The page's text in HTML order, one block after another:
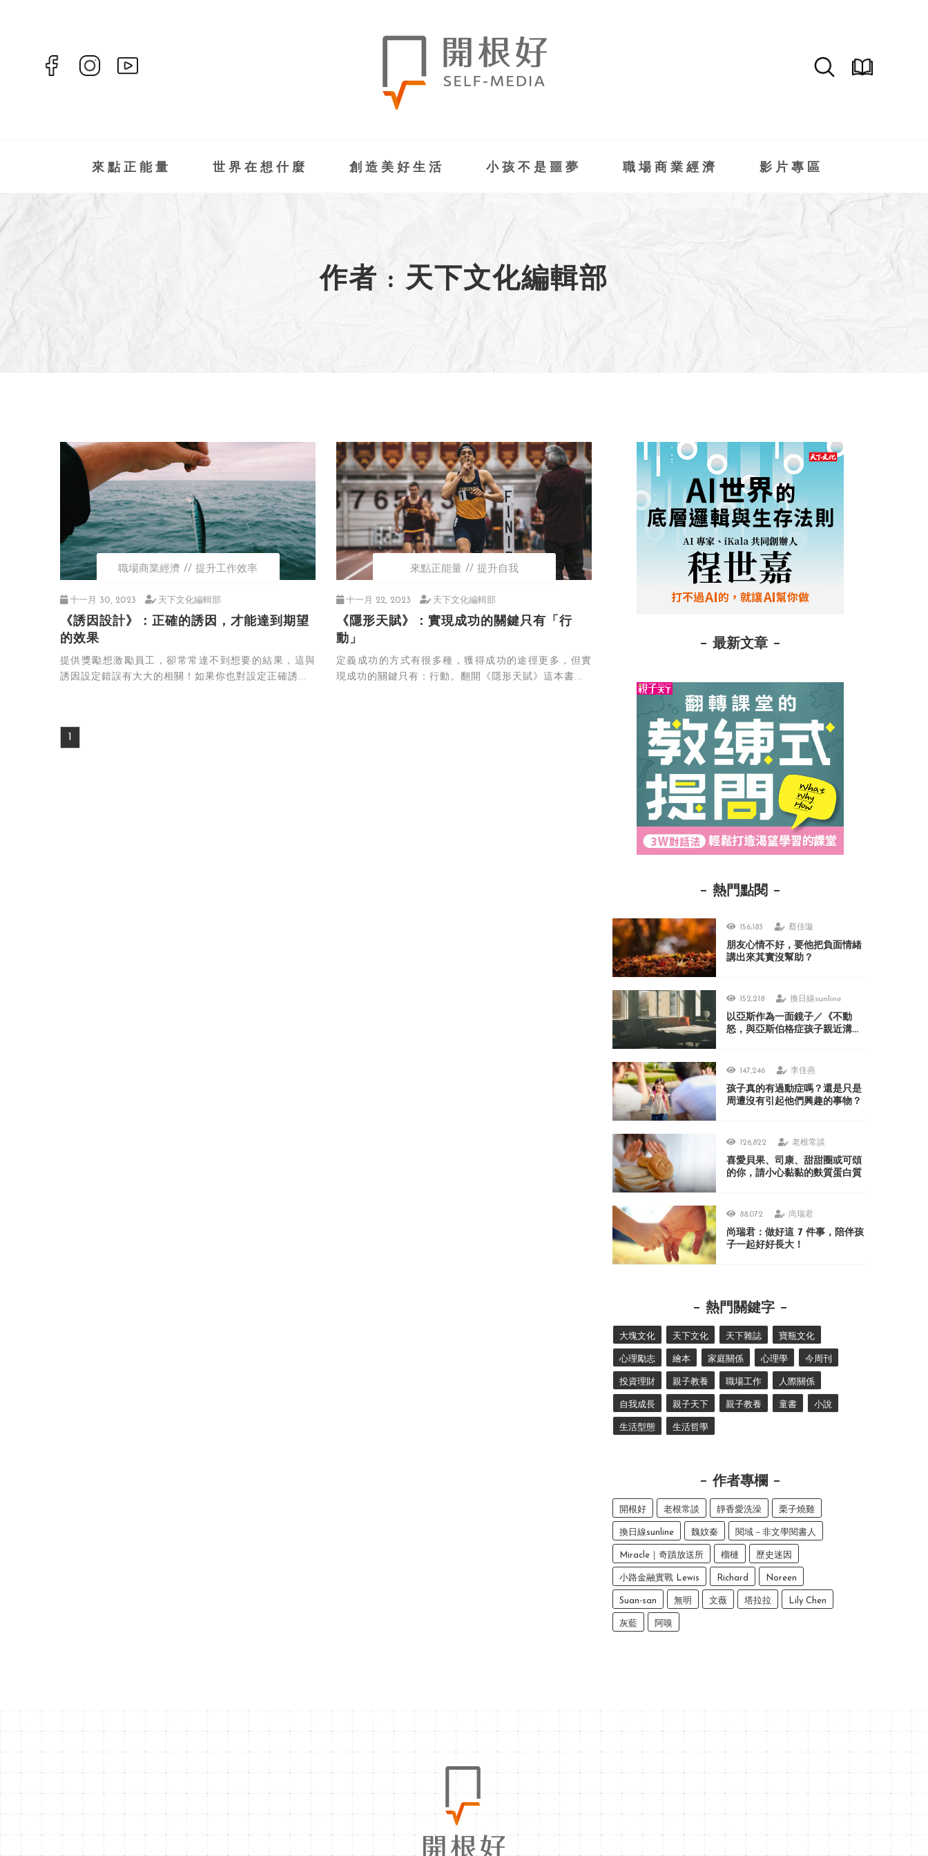
來點正能量 世界在想什麼 創造美好生活 小孩不是噩夢 職場商業經濟 影片專區
作者 : 天下文化編輯部
職場商業經濟 提升工作效率
十一月 30, 2023 天下文化編輯部
《誘因設計》：正確的誘因，才能達到期望
的效果
提供獎勵想激勵員工，卻常常達不到想要的結果，這與
誘因設定錯誤有大大的相關！如果你也對設定正確誘...
來點正能量 提升自我
十一月 22, 2023 天下文化編輯部
《隱形天賦》：實現成功的關鍵只有「行
動」
定義成功的方式有很多種，獲得成功的途徑更多，但實
現成功的關鍵只有：行動。翻開《隱形天賦》這本書...
1
最新文章
熱門點閱
156,183 蔡佳璇
朋友心情不好，要他把負面情緒
講出來其實沒幫助？
152,218 換日線sunline
以亞斯作為一面鏡子／《不動
怒，與亞斯伯格症孩子親近溝
147,246 李佳燕
孩子真的有過動症嗎？還是只是
周遭沒有引起他們興趣的事物？
126,822 老根常談
喜愛貝果、司康、甜甜圈或可頌
的你，請小心黏黏的麩質蛋白質
88,072 尚瑞君
尚瑞君：做好這 7 件事，陪伴孩
子一起好好長大！
熱門關鍵字
大塊文化 天下文化 天下雜誌 寶瓶文化
心理勵志 繪本 家庭關係 心理學 今周刊
投資理財 親子教養 職場工作 人際關係
自我成長 親子天下 親子教養 童書 小說
生活型態 生活哲學
作者專欄
開根好 老根常談 靜香愛洗澡 栗子燒雞
換日線sunline 魏妏秦 閱域－非文學閱書人
Miracle｜奇蹟放送所 榴槤 歷史迷因
小路金融實戰 Lewis Richard Noreen
Suan-san 無明 文薇 塔拉拉 Lily Chen
灰藍 阿嗅